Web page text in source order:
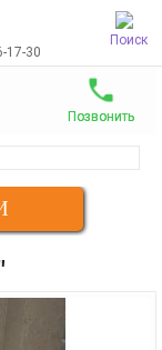
Поиск
17-30
Позвонить